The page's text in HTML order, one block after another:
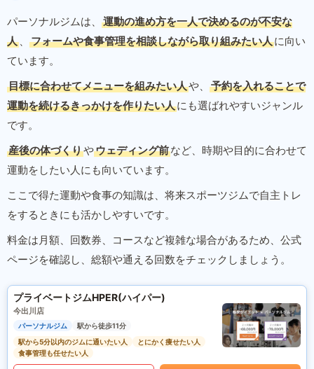
パーソナルジムは、
運動の進め方を一人で決めるのが不安な
人 、 フォームや食事管理を相談しながら取り組みたい人に向い
ています。
目標に合わせてメニューを組みたい人や、
予約を入れることで
運動を続けるきっかけを作りたい人にも選ばれやすいジャンル
です。
産後の体づくりやウェディング前など、時期や目的に合わせて
運動をしたい人にも向いています。
ここで得た運動や食事の知識は、将来スポーツジムで自主トレ
をするときにも活かしやすいです。
料金は月額、回数券、コースなど複雑な場合があるため、公式
ページを確認し、総額や通える回数をチェックしましょう。
プライベートジムHPER(ハイパー)
今出川店
パーソナルジム
駅から徒歩11分
駅から5分以内のジムに通いたい人
とにかく痩せたい人
食事管理も任せたい人